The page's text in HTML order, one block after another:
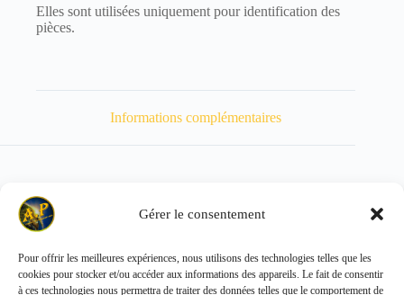
Gérer le consentement
Pour offrir les meilleures expériences, nous utilisons des technologies telles que les
cookies pour stocker et/ou accéder aux informations des appareils. Le fait de consentir
à ces technologies nous permettra de traiter des données telles que le comportement de
Elles sont utilisées uniquement pour identification des
pièces.
Informations complémentaires
Poids 980 kg
Copyright © 2026 - ALL PARTS FRANCE SAS